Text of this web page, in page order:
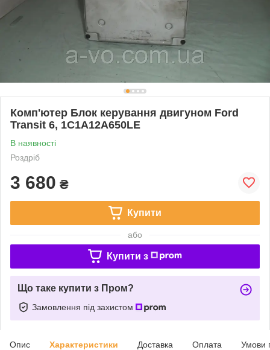
Комп'ютер Блок керування двигуном Ford
Transit 6, 1C1A12A650LE
В наявності
Роздріб
3 680 ₴
Купити
або
Купити з
Що таке купити з Пром?
Замовлення під захистом
Опис Характеристики Доставка Оплата Умови